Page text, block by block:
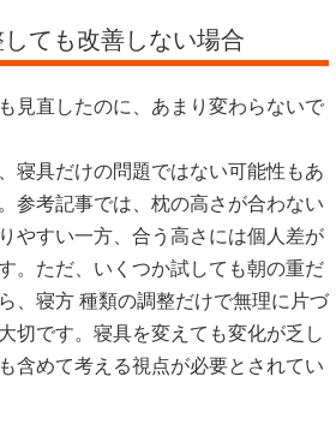
ても改善しない場合
見直したのに、あまり変わらないで
寝具だけの問題ではない可能性もあ
参考記事では、枕の高さが合わない
やすい一方、合う高さには個人差が
。ただ、いくつか試しても朝の重だ
、寝方 種類の調整だけで無理に片づ
切です。寝具を変えても変化が乏し
含めて考える視点が必要とされてい